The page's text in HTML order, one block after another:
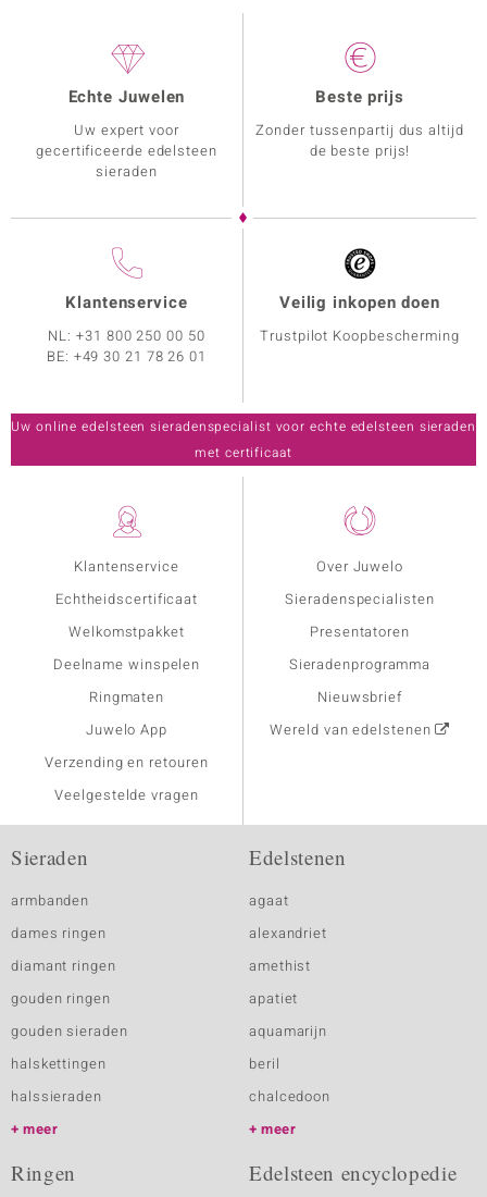
Klantenservice
Echtheidscertificaat
Welkomstpakket
Deelname winspelen
Ringmaten
Juwelo App
Verzending en retouren
Veelgestelde vragen
Over Juwelo
Sieradenspecialisten
Presentatoren
Sieradenprogramma
Nieuwsbrief
Wereld van edelstenen
Echte Juwelen
Uw expert voor
gecertificeerde edelsteen
sieraden
Beste prijs
Zonder tussenpartij dus altijd
de beste prijs!
Klantenservice
NL:+31 800 250 00 50
BE: +49 30 21 78 26 01
Veilig inkopen doen
Trustpilot Koopbescherming
Uw online edelsteen sieradenspecialist voor echte edelsteen sieraden
met certificaat
Sieraden
armbanden
dames ringen
diamant ringen
gouden ringen
gouden sieraden
halskettingen
halssieraden
meer
Edelstenen
agaat
alexandriet
amethist
apatiet
aquamarijn
beril
chalcedoon
meer
Ringen Edelsteen encyclopedie